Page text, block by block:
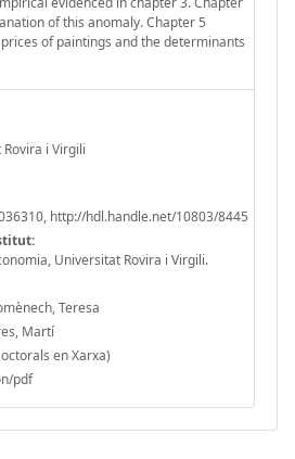
of this anomaly. Chapter 5
of paintings and the determinants
i Virgili
http://hdl.handle.net/10803/8445
Universitat Rovira i Virgili.
Teresa
Martí
en Xarxa)
pdf